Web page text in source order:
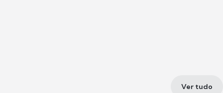
Ver tudo